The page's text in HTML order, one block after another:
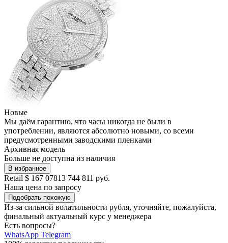
Новые
Мы даём гарантию, что часы никогда не были в
употреблении, являются абсолютно новыми, со всеми
предусмотренными заводскими пленками
Архивная модель
Больше не доступна из наличия
В избранное
Retail $ 167 07813 744 811 руб.
Наша цена по запросу
Подобрать похожую
Из-за сильной волатильности рубля, уточняйте, пожалуйста,
финальный актуальный курс у менеджера
Есть вопросы?
WhatsApp Telegram